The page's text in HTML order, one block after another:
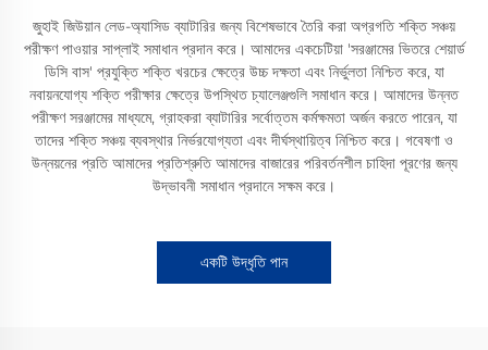
জুহাই জিউয়ান লেড-অ্যাসিড ব্যাটারির জন্য বিশেষভাবে তৈরি করা অগ্রগতি শক্তি সঞ্চয়
পরীক্ষণ পাওয়ার সাপ্লাই সমাধান প্রদান করে। আমাদের একচেটিয়া 'সরঞ্জামের ভিতরে শেয়ার্ড
ডিসি বাস' প্রযুক্তি শক্তি খরচের ক্ষেত্রে উচ্চ দক্ষতা এবং নির্ভুলতা নিশ্চিত করে, যা
নবায়নযোগ্য শক্তি পরীক্ষার ক্ষেত্রে উপস্থিত চ্যালেঞ্জগুলি সমাধান করে। আমাদের উন্নত
পরীক্ষণ সরঞ্জামের মাধ্যমে, গ্রাহকরা ব্যাটারির সর্বোত্তম কর্মক্ষমতা অর্জন করতে পারেন, যা
তাদের শক্তি সঞ্চয় ব্যবস্থার নির্ভরযোগ্যতা এবং দীর্ঘস্থায়িত্ব নিশ্চিত করে। গবেষণা ও
উন্নয়নের প্রতি আমাদের প্রতিশ্রুতি আমাদের বাজারের পরিবর্তনশীল চাহিদা পূরণের জন্য
উদ্ভাবনী সমাধান প্রদানে সক্ষম করে।
একটি উদ্ধৃতি পান